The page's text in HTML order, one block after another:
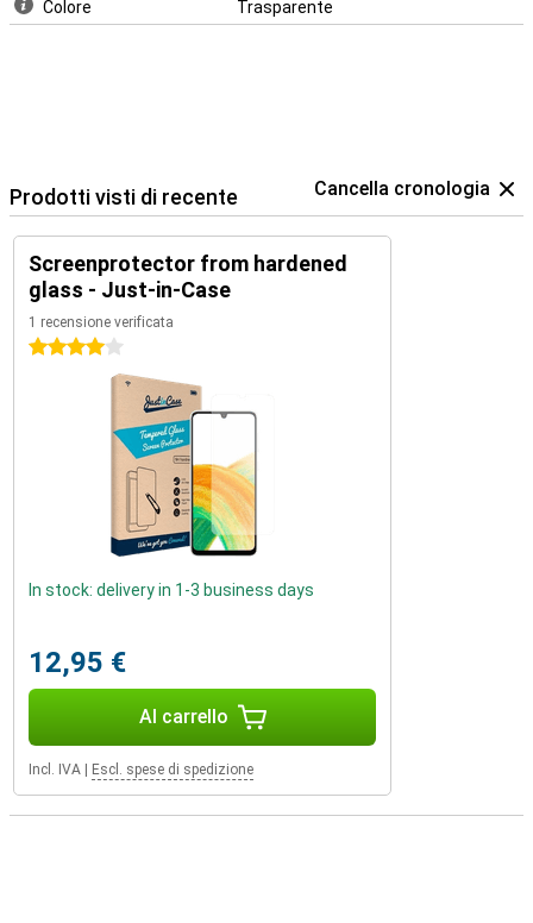
Colore Trasparente
Prodotti visti di recente Cancella cronologia
Screenprotector from hardened
glass - Just-in-Case
1 recensione verificata
4 stelle
In stock: delivery in 1-3 business days
12,95 €
Al carrello
Incl. IVA Escl. spese di spedizione